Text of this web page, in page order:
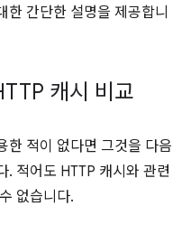
한 간단한 설명을 제공합니
캐시 비교
한 적이 없다면 그것을 다음
. 적어도 HTTP 캐시와 관련
없습니다.